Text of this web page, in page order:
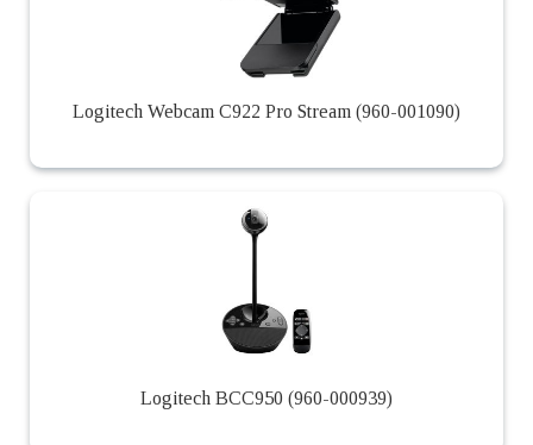
Logitech Webcam C922 Pro Stream (960-001090)
Logitech BCC950 (960-000939)